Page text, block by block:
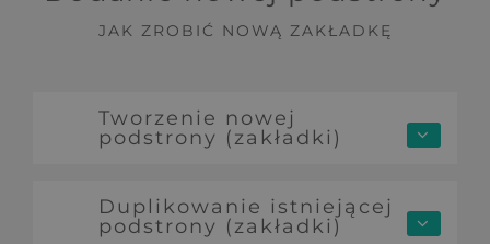
JAK ZROBIĆ NOWĄ ZAKŁADKĘ
Tworzenie nowej
podstrony (zakładki)
Duplikowanie istniejącej
podstrony (zakładki)